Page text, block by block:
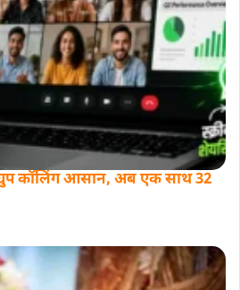
कॉलिंग आसान, अब एक साथ 32